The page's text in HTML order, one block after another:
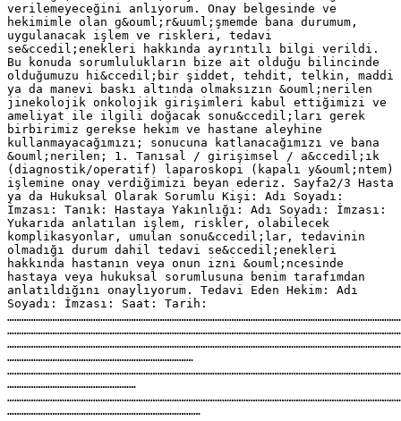
verilemeyeceğini anlıyorum. Onay belgesinde ve
hekimimle olan g&ouml;r&uuml;şmemde bana durumum,
uygulanacak işlem ve riskleri, tedavi
se&ccedil;enekleri hakkında ayrıntılı bilgi verildi.
Bu konuda sorumlulukların bize ait olduğu bilincinde
olduğumuzu hi&ccedil;bir şiddet, tehdit, telkin, maddi
ya da manevi baskı altında olmaksızın &ouml;nerilen
jinekolojik onkolojik girişimleri kabul ettiğimizi ve
ameliyat ile ilgili doğacak sonu&ccedil;ları gerek
birbirimiz gerekse hekim ve hastane aleyhine
kullanmayacağımızı; sonucuna katlanacağımızı ve bana
&ouml;nerilen; 1. Tanısal / girişimsel / a&ccedil;ık
(diagnostik/operatif) laparoskopi (kapalı y&ouml;ntem)
işlemine onay verdiğimizi beyan ederiz. Sayfa2/3 Hasta
ya da Hukuksal Olarak Sorumlu Kişi: Adı Soyadı:
İmzası: Tanık: Hastaya Yakınlığı: Adı Soyadı: İmzası:
Yukarıda anlatılan işlem, riskler, olabilecek
komplikasyonlar, umulan sonu&ccedil;lar, tedavinin
olmadığı durum dahil tedavi se&ccedil;enekleri
hakkında hastanın veya onun izni &ouml;ncesinde
hastaya veya hukuksal sorumlusuna benim tarafımdan
anlatıldığını onaylıyorum. Tedavi Eden Hekim: Adı
Soyadı: İmzası: Saat: Tarih:
……………………………………………………………………
………………………………………………
………………………………………………………………………